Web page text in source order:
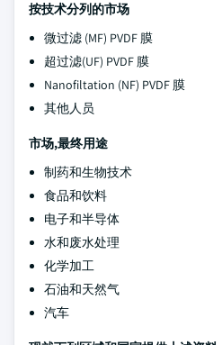
按技术分列的市场
微过滤 (MF) PVDF 膜
超过滤(UF) PVDF 膜
Nanofiltation (NF) PVDF 膜
其他人员
市场,最终用途
制药和生物技术
食品和饮料
电子和半导体
水和废水处理
化学加工
石油和天然气
汽车